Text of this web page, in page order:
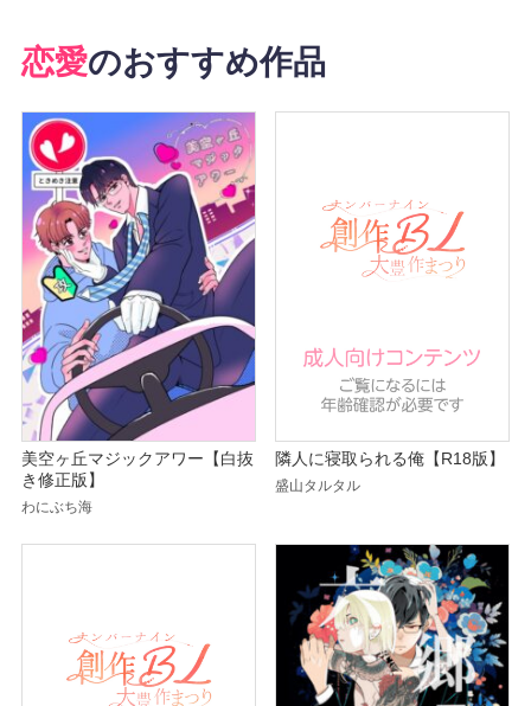
恋愛のおすすめ作品
美空ヶ丘マジックアワー【白抜
き修正版】
わにぶち海
隣人に寝取られる俺【R18版】
盛山タルタル